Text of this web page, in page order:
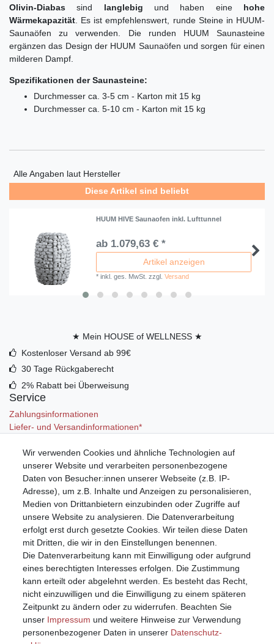
Olivin-Diabas sind langlebig und haben eine hohe
Wärmekapazität . Es ist empfehlenswert, runde Steine in HUUM-
Saunaöfen zu verwenden. Die runden HUUM Saunasteine
ergänzen das Design der HUUM Saunaöfen und sorgen für einen
milderen Dampf.
Spezifikationen der Saunasteine:
Durchmesser ca. 3-5 cm - Karton mit 15 kg
Durchmesser ca. 5-10 cm - Karton mit 15 kg
Alle Angaben laut Hersteller
Diese Artikel sind beliebt
HUUM HIVE Saunaofen inkl. Lufttunnel
ab 1.079,63 € *
Artikel anzeigen
*inkl. ges. MwSt. zzgl.Versand
★ Mein HOUSE of WELLNESS ★
Kostenloser Versand ab 99€
30 Tage Rückgaberecht
2% Rabatt bei Überweisung
Service
Zahlungsinformationen
Liefer- und Versandinformationen*
Mein Konto
Registrieren
Anmelden (Login)
Warenkorb
Wir verwenden Cookies und ähnliche Technologien auf
unserer Website und verarbeiten personenbezogene
Daten von Besucher:innen unserer Webseite (z.B. IP-
Adresse), um z.B. Inhalte und Anzeigen zu personalisieren,
Medien von Drittanbietern einzubinden oder Zugriffe auf
unsere Website zu analysieren. Die Datenverarbeitung
erfolgt erst durch gesetzte Cookies. Wir teilen diese Daten
mit Dritten, die wir in den Einstellungen benennen.
Die Datenverarbeitung kann mit Einwilligung oder aufgrund
eines berechtigten Interesses erfolgen. Die Zustimmung
kann erteilt oder abgelehnt werden. Es besteht das Recht,
nicht einzuwilligen und die Einwilligung zu einem späteren
Zeitpunkt zu ändern oder zu widerrufen. Beachten Sie
unser Impressum und weitere Hinweise zur Verwendung
personenbezogener Daten in unserer Daten­schutz­